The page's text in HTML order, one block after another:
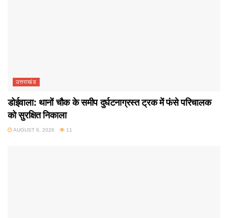
उत्तराखंड
डोईवाला: थानों चौक के समीप दुर्घटनाग्रस्त ट्रक में फंसे परिचालक
को सुरक्षित निकाला
AUGUST 6, 2026 11